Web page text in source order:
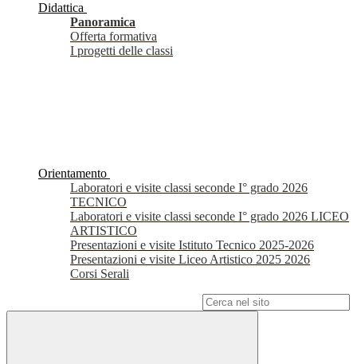
Didattica
Panoramica
Offerta formativa
I progetti delle classi
Orientamento
Laboratori e visite classi seconde I° grado 2026
TECNICO
Laboratori e visite classi seconde I° grado 2026 LICEO
ARTISTICO
Presentazioni e visite Istituto Tecnico 2025-2026
Presentazioni e visite Liceo Artistico 2025 2026
Corsi Serali